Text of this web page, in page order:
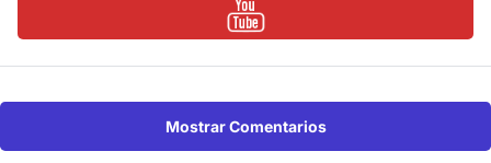
Mostrar Comentarios